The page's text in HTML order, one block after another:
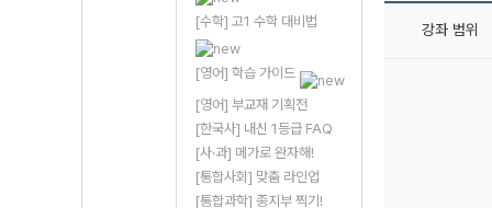
[수학] 고1 수학 대비법
[영어] 학습 가이드
[영어] 부교재 기획전
[한국사] 내신 1등급 FAQ
[사·과] 메가로 완자해!
[통합사회] 맞춤 라인업
[통합과학] 종지부 찍기!
강좌 범위